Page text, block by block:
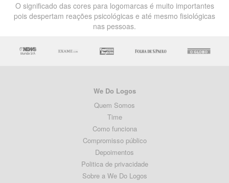
O significado das cores para logomarcas é muito importantes
pois despertam reações psicológicas e até mesmo fisiológicas
nas pessoas.
We Do Logos
Quem Somos
Time
Como funciona
Compromisso público
Depoimentos
Politica de privacidade
Sobre a We Do Logos